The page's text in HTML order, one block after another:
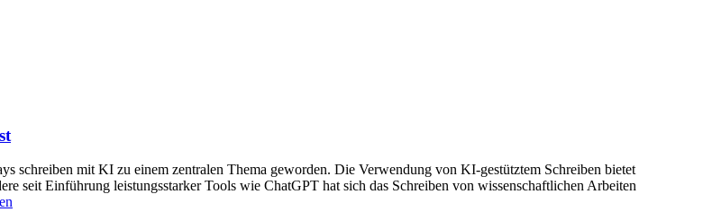
schreiben mit KI zu einem zentralen Thema geworden. Die Verwendung von KI-gestütztem Schreiben bietet
seit Einführung leistungsstarker Tools wie ChatGPT hat sich das Schreiben von wissenschaftlichen Arbeiten